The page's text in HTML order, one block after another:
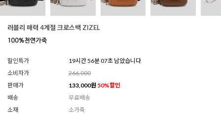
러블리 매력 4계절 크로스백 ZIZEL
할인특가
19시간 56분 06초 남았습니다
소비자가
266,000
판매가
133,000원 50%할인
배송
무료배송
소재
소가죽